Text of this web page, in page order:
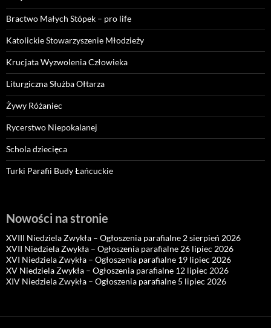
Bractwo Małych Stópek – pro life
Katolickie Stowarzyszenie Młodzieży
Krucjata Wyzwolenia Człowieka
Liturgiczna Służba Ołtarza
Żywy Różaniec
Rycerstwo Niepokalanej
Schola dziecięca
Turki Parafii Budy Łańcuckie
Nowości na stronie
XVIII Niedziela Zwykła – Ogłoszenia parafialne 2 sierpień 2026
XVII Niedziela Zwykła – Ogłoszenia parafialne 26 lipiec 2026
XVI Niedziela Zwykła – Ogłoszenia parafialne 19 lipiec 2026
XV Niedziela Zwykła – Ogłoszenia parafialne 12 lipiec 2026
XIV Niedziela Zwykła – Ogłoszenia parafialne 5 lipiec 2026